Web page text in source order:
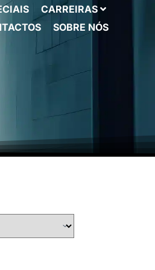
CARREIRAS
SOBRE NÓS